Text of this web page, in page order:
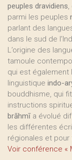
peuples dravidiens,
parmi les peuples
parlant des
dans le sud de
L’origine des
tamoule
qui est
linguistique indo-
bouddhisme, qui
instructions
brāhmīa évolué
les différentes
régionales et pour
Voir conférence «